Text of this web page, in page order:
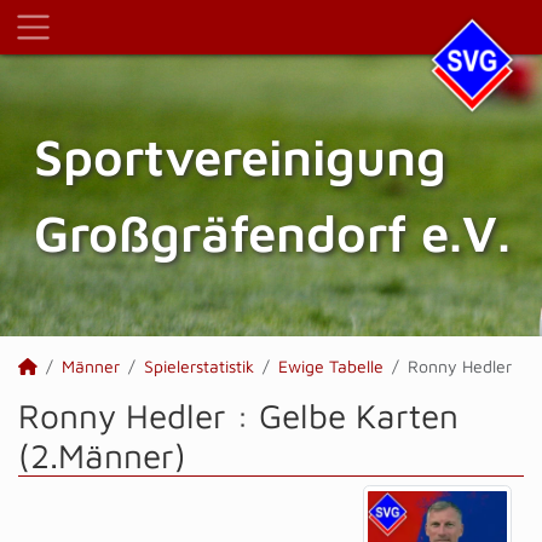
Sportvereinigung
Großgräfendorf e.V.
Männer Spielerstatistik Ewige Tabelle Ronny Hedler
Ronny Hedler : Gelbe Karten
(2.Männer)